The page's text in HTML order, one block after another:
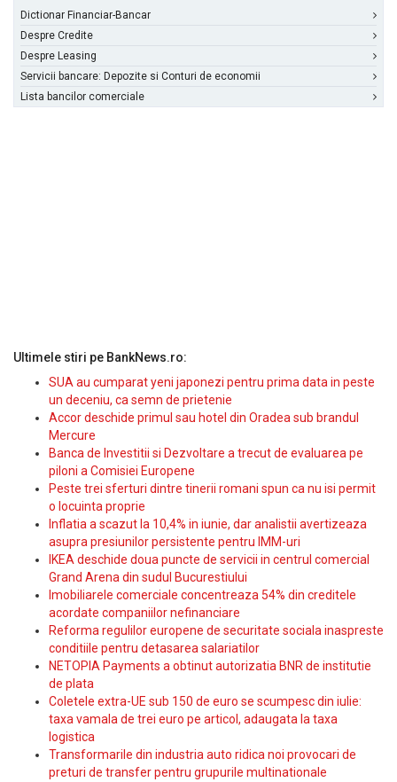
Dictionar Financiar-Bancar
Despre Credite
Despre Leasing
Servicii bancare: Depozite si Conturi de economii
Lista bancilor comerciale
Ultimele stiri pe BankNews.ro:
SUA au cumparat yeni japonezi pentru prima data in peste
un deceniu, ca semn de prietenie
Accor deschide primul sau hotel din Oradea sub brandul
Mercure
Banca de Investitii si Dezvoltare a trecut de evaluarea pe
piloni a Comisiei Europene
Peste trei sferturi dintre tinerii romani spun ca nu isi permit
o locuinta proprie
Inflatia a scazut la 10,4% in iunie, dar analistii avertizeaza
asupra presiunilor persistente pentru IMM-uri
IKEA deschide doua puncte de servicii in centrul comercial
Grand Arena din sudul Bucurestiului
Imobiliarele comerciale concentreaza 54% din creditele
acordate companiilor nefinanciare
Reforma regulilor europene de securitate sociala inaspreste
conditiile pentru detasarea salariatilor
NETOPIA Payments a obtinut autorizatia BNR de institutie
de plata
Coletele extra-UE sub 150 de euro se scumpesc din iulie:
taxa vamala de trei euro pe articol, adaugata la taxa
logistica
Transformarile din industria auto ridica noi provocari de
preturi de transfer pentru grupurile multinationale